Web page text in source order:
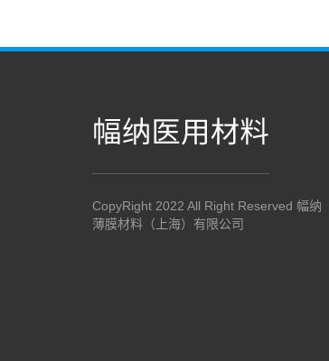
CopyRight 2022 All Right Reserved 幅纳
薄膜材料（上海）有限公司